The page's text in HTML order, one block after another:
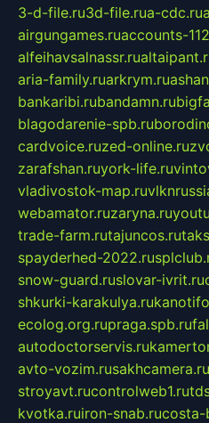
3-d-file.ru3d-file.rua-cdc.ru
airgungames.ruaccounts-
alfeihavsalnassr.ru
aria-family.ruarkrym.ru
bankaribi.rubandamn.ru
blagodarenie-spb.ru
cardvoice.ruzed-online.ru
zarafshan.ruyork-life.ru
vladivostok-map.ru
webamator.ruzaryna.ru
trade-farm.rutajuncos.ru
spayderhed-2022.ru
snow-guard.ruslovar-ivrit.ru
shkurki-karakulya.ru
ecolog.org.rupraga.spb.ru
autodoctorservis.ru
avto-vozim.rusakhcamera.ru
stroyavt.rucontrolweb1.ru
kvotka.ruiron-snab.rucosta-